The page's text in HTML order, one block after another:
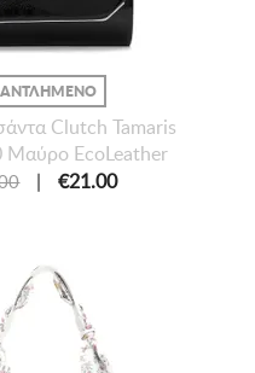
Clutch Tamaris
Μαύρο EcoLeather
| €21.00